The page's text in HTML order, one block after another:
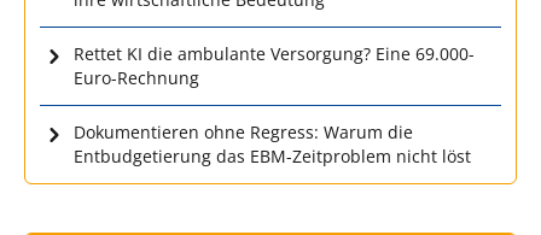
Rettet KI die ambulante Versorgung? Eine 69.000-
Euro-Rechnung
Dokumentieren ohne Regress: Warum die
Entbudgetierung das EBM-Zeitproblem nicht löst